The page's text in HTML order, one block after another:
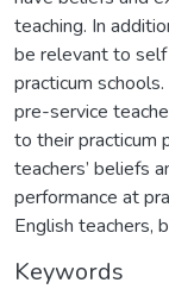
teaching. In
be relevant to
practicum
pre-service
to their practicum
teachers’ beliefs
performance at
English teachers,
Keywords